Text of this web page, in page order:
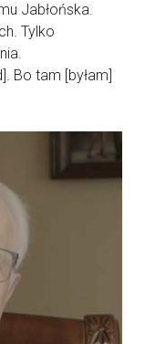
Jabłońska.
Tylko
Bo tam [byłam]